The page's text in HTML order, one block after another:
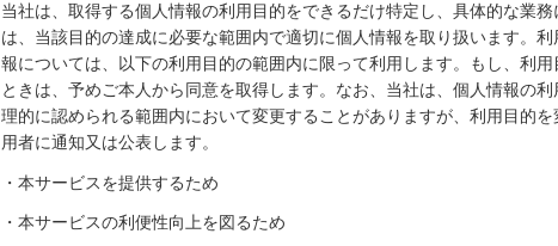
当社は、取得する個人情報の利用目的をできるだけ特定し、具体的な業
は、当該目的の達成に必要な範囲内で適切に個人情報を取り扱います。
報については、以下の利用目的の範囲内に限って利用します。もし、利
ときは、予めご本人から同意を取得します。なお、当社は、個人情報の
理的に認められる範囲内において変更することがありますが、利用目的を
用者に通知又は公表します。
・本サービスを提供するため
・本サービスの利便性向上を図るため